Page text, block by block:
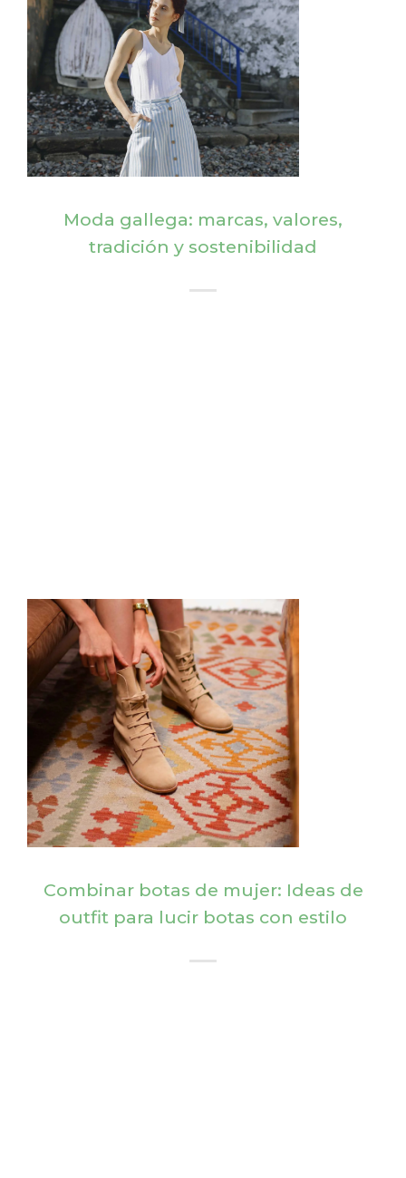
Moda gallega: marcas, valores,
tradición y sostenibilidad
Combinar botas de mujer: Ideas de
outfit para lucir botas con estilo